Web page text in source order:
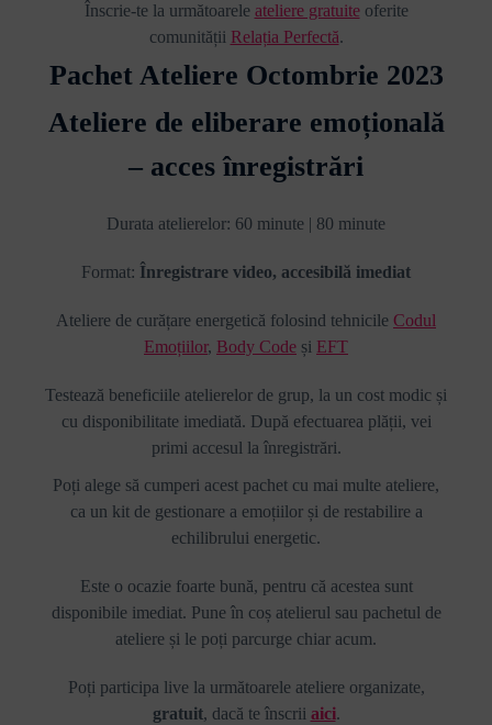
Înscrie-te la următoarele ateliere gratuiteoferite
comunității Relația Perfectă.
Pachet Ateliere Octombrie 2023
Ateliere de eliberare emoțională
– acces înregistrări
Durata atelierelor: 60 minute | 80 minute
Format: Înregistrare video, accesibilă imediat
Ateliere de curățare energetică folosind tehnicile Codul
Emoțiilor, Body Code și EFT
Testează beneficiile atelierelor de grup, la un cost modic și
cu disponibilitate imediată. După efectuarea plății, vei
primi accesul la înregistrări.
Poți alege să cumperi acest pachet cu mai multe ateliere,
ca un kit de gestionare a emoțiilor și de restabilire a
echilibrului energetic.
Este o ocazie foarte bună, pentru că acestea sunt
disponibile imediat. Pune în coș atelierul sau pachetul de
ateliere și le poți parcurge chiar acum.
Poți participa live la următoarele ateliere organizate,
gratuit, dacă te înscrii aici.